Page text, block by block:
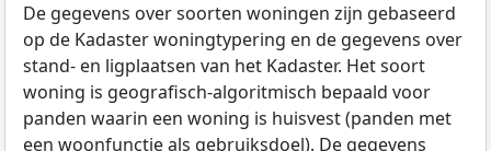
De gegevens over soorten woningen zijn gebaseerd
op de Kadaster woningtypering en de gegevens over
stand- en ligplaatsen van het Kadaster. Het soort
woning is geografisch-algoritmisch bepaald voor
panden waarin een woning is huisvest (panden met
een woonfunctie als gebruiksdoel). De gegevens